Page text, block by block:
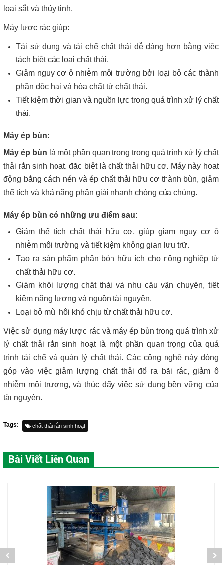
loại sắt và thủy tinh.
Máy lược rác giúp:
Tái sử dụng và tái chế chất thải dễ dàng hơn bằng việc
tách biệt các loại chất thải.
Giảm nguy cơ ô nhiễm môi trường bởi loại bỏ các thành
phần độc hại và hóa chất từ chất thải.
Tiết kiệm thời gian và nguồn lực trong quá trình xử lý chất
thải.
Máy ép bùn:
Máy ép bùn là một phần quan trọng trong quá trình xử lý chất
thải rắn sinh hoạt, đặc biệt là chất thải hữu cơ. Máy này hoạt
động bằng cách nén và ép chất thải hữu cơ thành bùn, giảm
thể tích và khả năng phân giải nhanh chóng của chúng.
Máy ép bùn có những ưu điểm sau:
Giảm thể tích chất thải hữu cơ, giúp giảm nguy cơ ô
nhiễm môi trường và tiết kiệm không gian lưu trữ.
Tạo ra sản phẩm phân bón hữu ích cho nông nghiệp từ
chất thải hữu cơ.
Giảm khối lượng chất thải và nhu cầu vận chuyển, tiết
kiệm năng lượng và nguồn tài nguyên.
Loại bỏ mùi hôi khó chịu từ chất thải hữu cơ.
Việc sử dụng máy lược rác và máy ép bùn trong quá trình xử
lý chất thải rắn sinh hoạt là một phần quan trọng của quá
trình tái chế và quản lý chất thải. Các công nghệ này đóng
góp vào việc giảm lượng chất thải đổ ra bãi rác, giảm ô
nhiễm môi trường, và thúc đẩy việc sử dụng bền vững của
tài nguyên.
Tags: chất thải rắn sinh hoạt
Bài Viết Liên Quan